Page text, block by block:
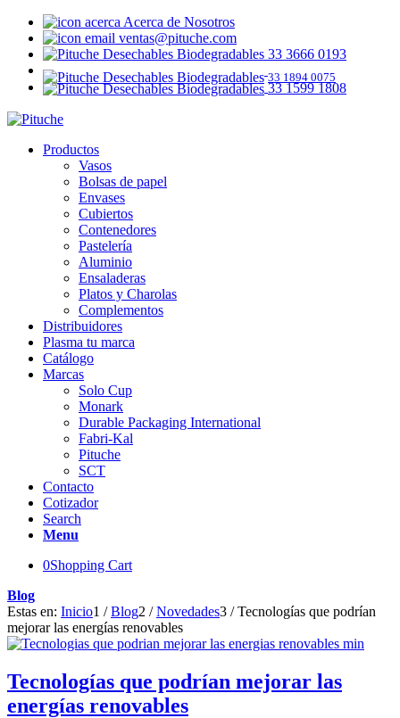
Acerca de Nosotros
ventas@pituche.com
33 3666 0193
33 1894 0075
33 1599 1808
Productos
Vasos
Bolsas de papel
Envases
Cubiertos
Contenedores
Pastelería
Aluminio
Ensaladeras
Platos y Charolas
Complementos
Distribuidores
Plasma tu marca
Catálogo
Marcas
Solo Cup
Monark
Durable Packaging International
Fabri-Kal
Pituche
SCT
Contacto
Cotizador
Search
Menu
0Shopping Cart
Blog
Estas en: Inicio1 / Blog2 / Novedades3 / Tecnologías que podrían
mejorar las energías renovables
Tecnologías que podrían mejorar las
energías renovables